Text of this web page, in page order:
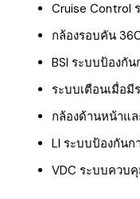
Cruise Control
กล้องรอบคัน
BSI ระบบป้องกั
ระบบเตือนเมื่อ
กล้องด้านหน้าแ
LI ระบบป้องกันก
VDC ระบบควบ